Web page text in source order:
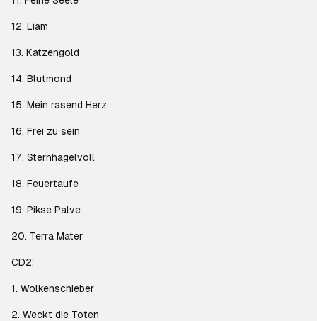
12. Liam
13. Katzengold
14. Blutmond
15. Mein rasend Herz
16. Frei zu sein
17. Sternhagelvoll
18. Feuertaufe
19. Pikse Palve
20. Terra Mater
CD2:
1. Wolkenschieber
2. Weckt die Toten